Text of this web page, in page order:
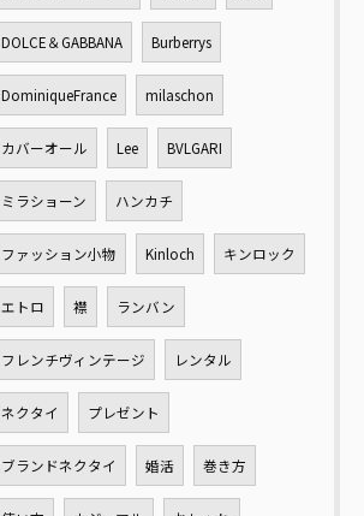
DOLCE＆GABBANA Burberrys
DominiqueFrance milaschon
カバーオール Lee BVLGARI
ミラショーン ハンカチ
ファッション小物 Kinloch キンロック
エトロ 襟 ランバン
フレンチヴィンテージ レンタル
ネクタイ プレゼント
ブランドネクタイ 婚活 巻き方